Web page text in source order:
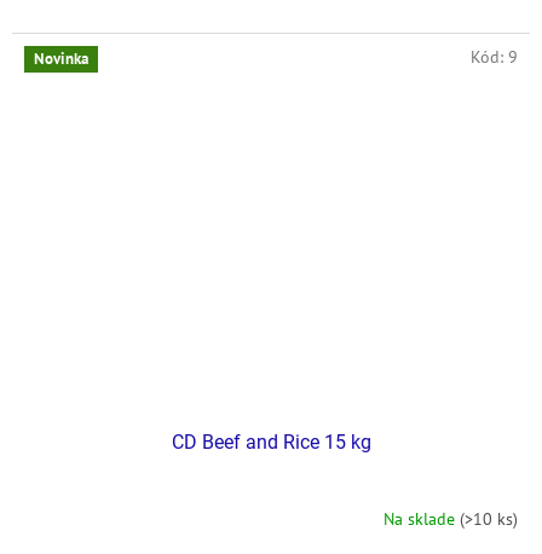
Novinka
CD Beef and Rice 15 kg
Na sklade (>10 ks)
Kód: 9